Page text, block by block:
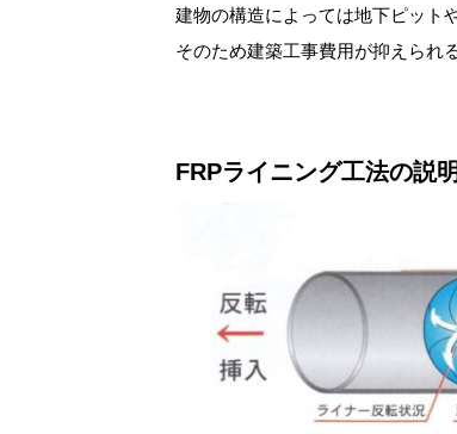
建物の構造によっては地下ピット
そのため建築工事費用が抑えられ
FRPライニング工法の説